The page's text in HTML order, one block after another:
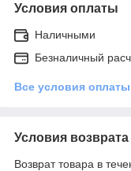
Условия оплаты
Наличными
Безналичный
Все условия оплаты
Условия возврата
Возврат товара в